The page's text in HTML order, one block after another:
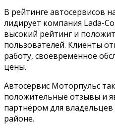
В рейтинге автосервисов
лидирует компания Lada-
высокий рейтинг и
пользователей. Клиенты
работу, своевременное
цены.
Автосервис Моторпульс
положительные отзывы и
партнёром для
районе.